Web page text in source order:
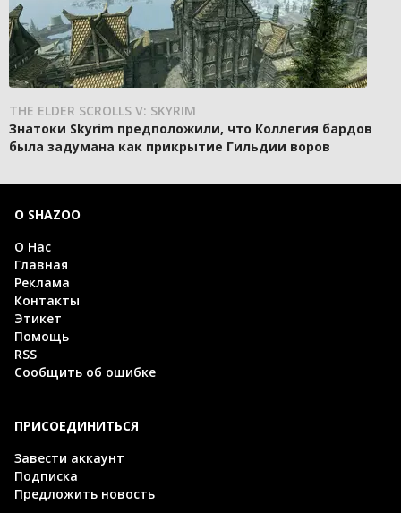
THE ELDER SCROLLS V: SKYRIM
Знатоки Skyrim предположили, что Коллегия бардов
была задумана как прикрытие Гильдии воров
О SHAZOO
О Нас
Главная
Реклама
Контакты
Этикет
Помощь
RSS
Сообщить об ошибке
ПРИСОЕДИНИТЬСЯ
Завести аккаунт
Подписка
Предложить новость